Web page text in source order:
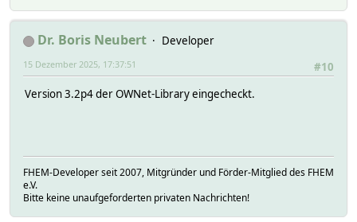
Dr. Boris Neubert
Developer
#10
15 Dezember 2025, 17:37:51
Version 3.2p4 der OWNet-Library eingecheckt.
FHEM-Developer seit 2007, Mitgründer und Förder-Mitglied des FHEM
e.V.
Bitte keine unaufgeforderten privaten Nachrichten!